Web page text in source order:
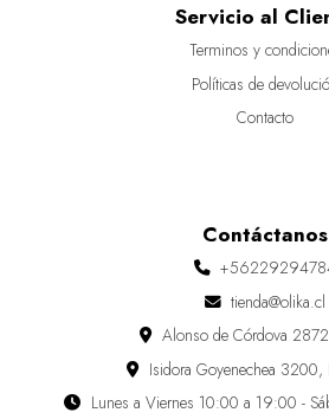
Servicio al
Terminos y
Políticas de
Contacto
Contáctanos
tienda@olika.cl
Alonso de Córdova
Isidora Goyenechea 3200,
Lunes a Viernes 10:00 a 19:00 -